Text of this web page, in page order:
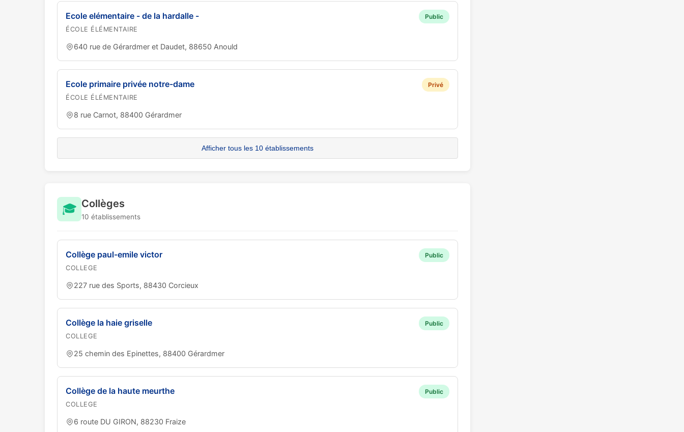
Ecole elémentaire - de la hardalle -
ÉCOLE ÉLÉMENTAIRE
Public
640 rue de Gérardmer et Daudet, 88650 Anould
Ecole primaire privée notre-dame
ÉCOLE ÉLÉMENTAIRE
Privé
8 rue Carnot, 88400 Gérardmer
Afficher tous les 10 établissements
🎓 Collèges
10 établissements
Collège paul-emile victor
COLLEGE
Public
227 rue des Sports, 88430 Corcieux
Collège la haie griselle
COLLEGE
Public
25 chemin des Epinettes, 88400 Gérardmer
Collège de la haute meurthe
COLLEGE
Public
6 route DU GIRON, 88230 Fraize